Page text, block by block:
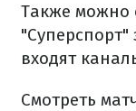
Также можно
"Суперспорт"
входят
Смотреть